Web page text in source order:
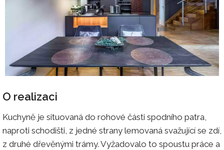
O realizaci
Kuchyně je situovaná do rohové části spodního patra,
naproti schodišti, z jedné strany lemovaná svažující se zdí,
z druhé dřevěnými trámy. Vyžadovalo to spoustu práce a